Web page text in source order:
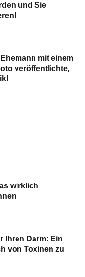
und Sie
mit einem
veröffentlichte,
wirklich
Ihren Darm: Ein
von Toxinen zu